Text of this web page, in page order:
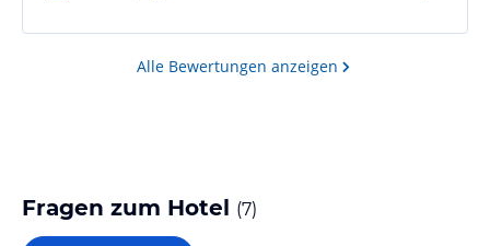
Alle Bewertungen anzeigen
Fragen zum Hotel (7)